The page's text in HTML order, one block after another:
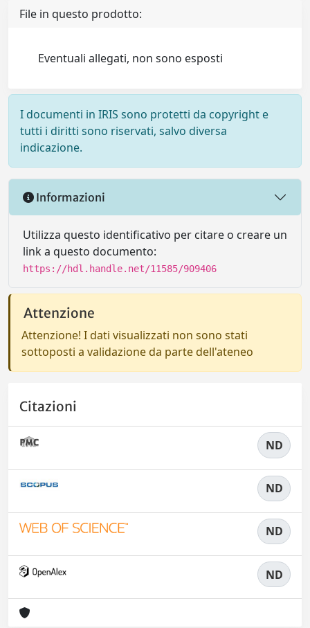
File in questo prodotto:
Eventuali allegati, non sono esposti
I documenti in IRIS sono protetti da copyright e
tutti i diritti sono riservati, salvo diversa
indicazione.
Informazioni
Utilizza questo identificativo per citare o creare un
link a questo documento:
https://hdl.handle.net/11585/909406
Attenzione
Attenzione! I dati visualizzati non sono stati
sottoposti a validazione da parte dell'ateneo
Citazioni
ND
ND
ND
ND